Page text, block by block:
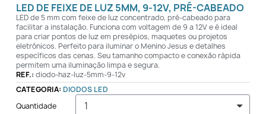
LED DE FEIXE DE LUZ 5MM, 9-12V, PRÉ-CABEADO
LED de 5 mm com feixe de luz concentrado, pré-cabeado para
facilitar a instalação. Funciona com voltagem de 9 a 12V e é ideal
para criar pontos de luz em presépios, maquetes ou projetos
eletrônicos. Perfeito para iluminar o Menino Jesus e detalhes
específicos das cenas. Seu tamanho compacto e conexão rápida
permitem uma iluminação limpa e segura.
REF.: diodo-haz-luz-5mm-9-12v
CATEGORIA: DIODOS LED
Quantidade